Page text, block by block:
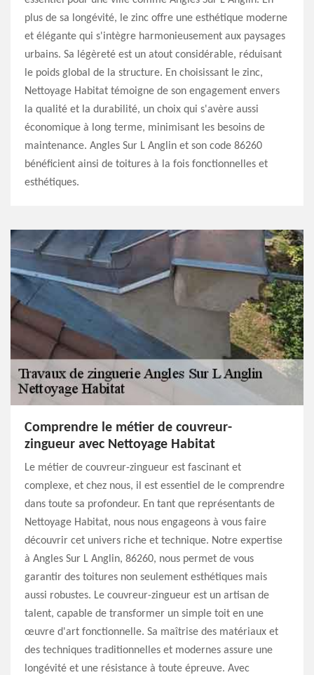
plus de sa longévité, le zinc offre une esthétique moderne
et élégante qui s'intègre harmonieusement aux paysages
urbains. Sa légèreté est un atout considérable, réduisant
le poids global de la structure. En choisissant le zinc,
Nettoyage Habitat témoigne de son engagement envers
la qualité et la durabilité, un choix qui s'avère aussi
économique à long terme, minimisant les besoins de
maintenance. Angles Sur L Anglin et son code 86260
bénéficient ainsi de toitures à la fois fonctionnelles et
esthétiques.
Comprendre le métier de couvreur-
zingueur avec Nettoyage Habitat
Le métier de couvreur-zingueur est fascinant et
complexe, et chez nous, il est essentiel de le comprendre
dans toute sa profondeur. En tant que représentants de
Nettoyage Habitat, nous nous engageons à vous faire
découvrir cet univers riche et technique. Notre expertise
à Angles Sur L Anglin, 86260, nous permet de vous
garantir des toitures non seulement esthétiques mais
aussi robustes. Le couvreur-zingueur est un artisan de
talent, capable de transformer un simple toit en une
œuvre d'art fonctionnelle. Sa maîtrise des matériaux et
des techniques traditionnelles et modernes assure une
longévité et une résistance à toute épreuve. Avec